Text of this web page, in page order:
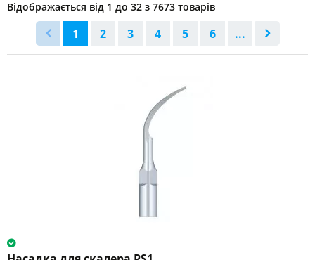
Відображається від 1 до 32 з 7673 товарів
1 2 3 4 5 6 ...